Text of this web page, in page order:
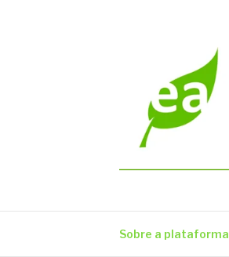
Sobre a plataforma